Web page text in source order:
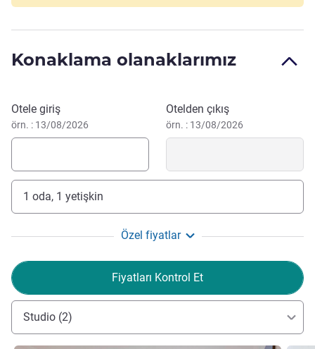
Konaklama olanaklarımız
Bu otelde rezervasyon yaptırın
Otele giriş
örn. : 13/08/2026
Otelden çıkış
örn. : 13/08/2026
1 oda, 1 yetişkin
Özel fiyatlar
Fiyatları Kontrol Et
Studio (2)